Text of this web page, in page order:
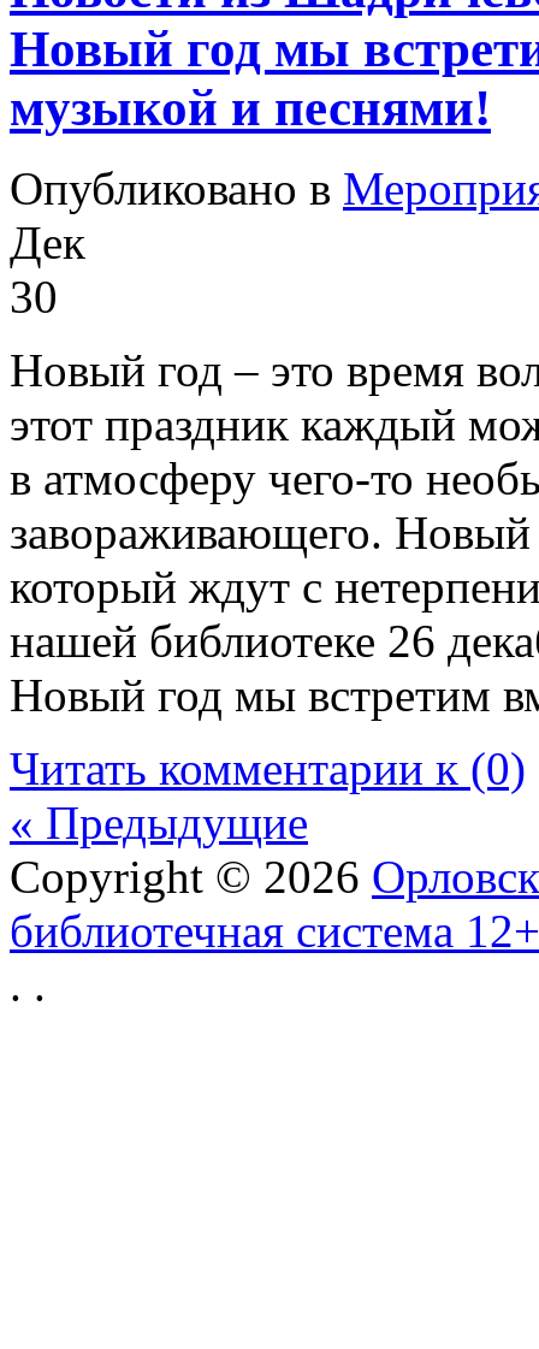
Новый год мы
музыкой и песнями!
Опубликовано в
Дек
30
Новый год – это время
этот праздник каждый
в атмосферу чего-то
завораживающего.
который ждут с
нашей библиотеке 26
Новый год мы встретим
Читать комментарии к (0)
« Предыдущие
Copyright © 2026
библиотечная система 12+
. .